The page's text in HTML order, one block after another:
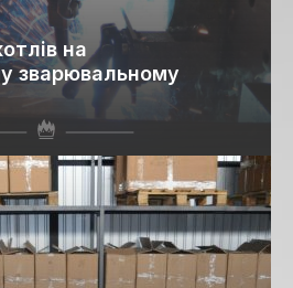
на
зварювальному